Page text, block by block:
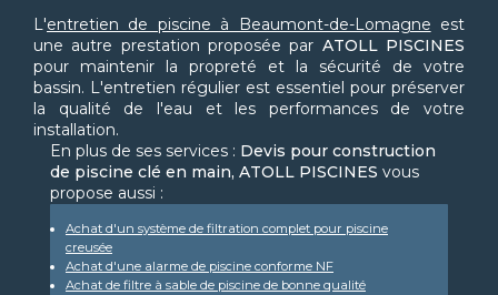
L'entretien de piscine à Beaumont-de-Lomagne est
une autre prestation proposée par ATOLL PISCINES
pour maintenir la propreté et la sécurité de votre
bassin. L'entretien régulier est essentiel pour préserver
la qualité de l'eau et les performances de votre
installation.
En plus de ses services : Devis pour construction
de piscine clé en main, ATOLL PISCINES vous
propose aussi :
Achat d'un système de filtration complet pour piscine
creusée
Achat d'une alarme de piscine conforme NF
Achat de filtre à sable de piscine de bonne qualité